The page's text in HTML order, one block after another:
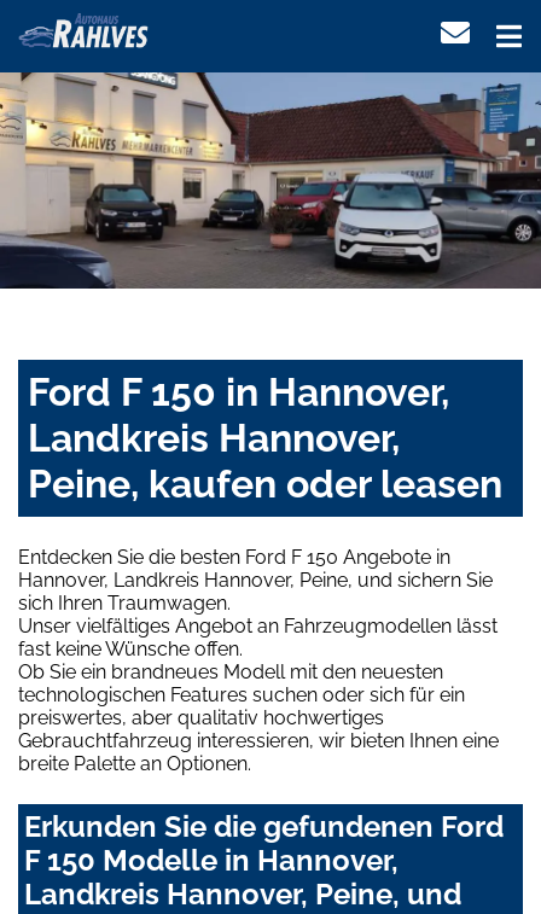
Ford F 150 in Hannover,
Landkreis Hannover,
Peine, kaufen oder leasen
Entdecken Sie die besten Ford F 150 Angebote in
Hannover, Landkreis Hannover, Peine, und sichern Sie
sich Ihren Traumwagen.
Unser vielfältiges Angebot an Fahrzeugmodellen lässt
fast keine Wünsche offen.
Ob Sie ein brandneues Modell mit den neuesten
technologischen Features suchen oder sich für ein
preiswertes, aber qualitativ hochwertiges
Gebrauchtfahrzeug interessieren, wir bieten Ihnen eine
breite Palette an Optionen.
Erkunden Sie die gefundenen Ford
F 150 Modelle in Hannover,
Landkreis Hannover, Peine, und